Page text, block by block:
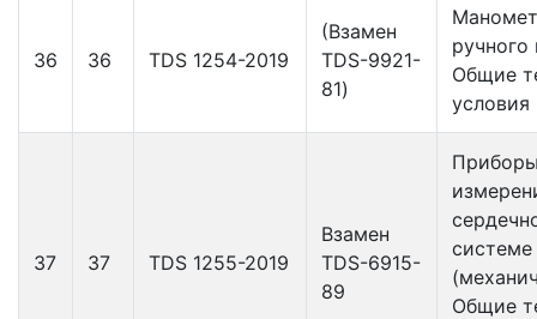
36 36 TDS 1254-2019
(Взамен
TDS-9921-
81)
ручного
Общие
условия
37 37 TDS 1255-2019
Взамен
TDS-6915-
89
системе
Общие